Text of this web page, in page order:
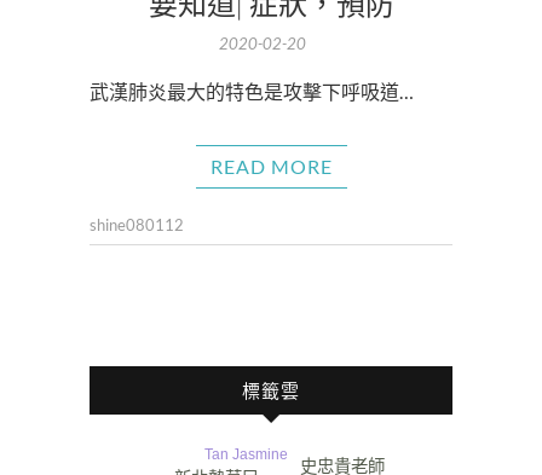
2020-02-20
武漢肺炎最大的特色是攻擊下呼吸道…
READ MORE
shine080112
標籤雲
史忠貴老師
Tan Jasmine